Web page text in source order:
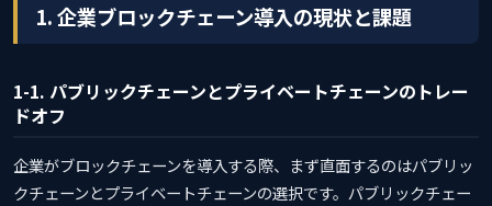
1. 企業ブロックチェーン導入の現状と課題
1-1. パブリックチェーンとプライベートチェーンのトレー
ドオフ
企業がブロックチェーンを導入する際、まず直面するのはパブリッ
クチェーンとプライベートチェーンの選択です。パブリックチェー